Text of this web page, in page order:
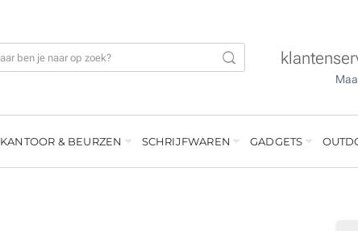
KANTOOR & BEURZEN SCHRIJFWAREN GADGETS